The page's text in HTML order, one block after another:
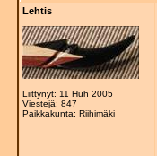
Lehtis
Liittynyt: 11 Huh 2005
Viestejä: 847
Paikkakunta: Riihimäki